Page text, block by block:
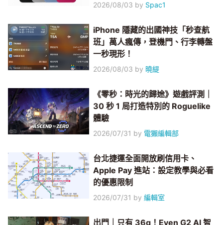
2026/08/03 by Spac1
iPhone 隱藏的出國神技「秒查航
班」萬人瘋傳，登機門、行李轉盤
一秒現形！
2026/08/03 by 曉緹
《零秒：時光的歸途》遊戲評測｜
30 秒 1 局打造特別的 Roguelike
體驗
2026/07/31 by 電獺編輯部
台北捷運全面開放刷信用卡、
Apple Pay 進站：設定教學與必看
的優惠限制
2026/07/31 by編輯室
出門｜只有 36g！Even G2 AI 智